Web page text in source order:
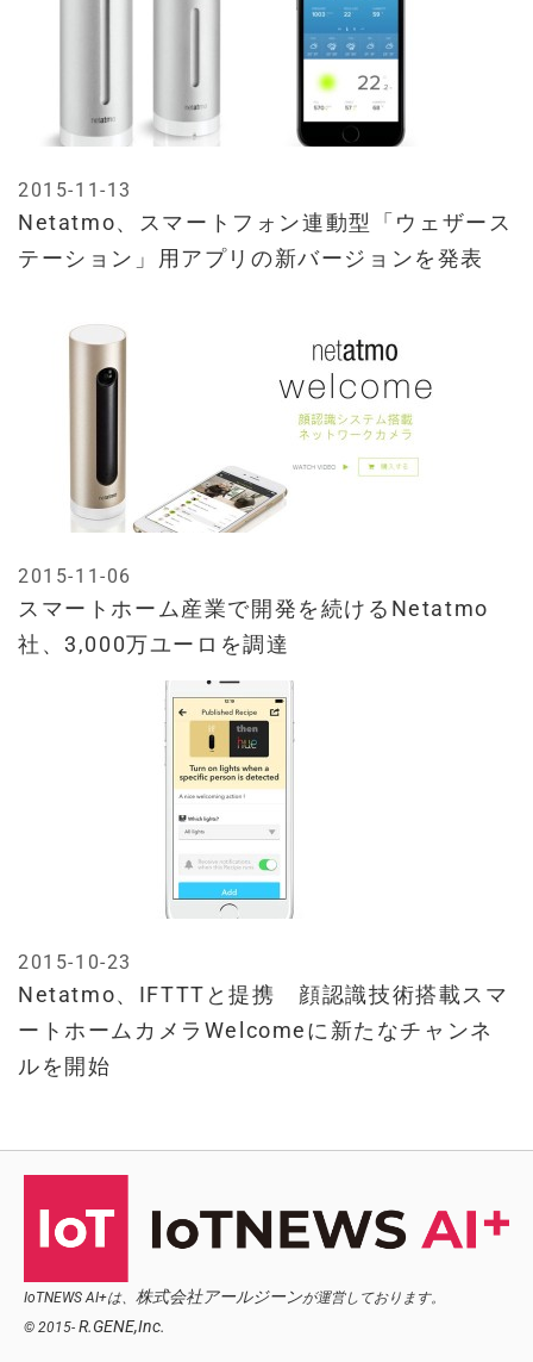
Netatmo、スマートフォン連動型「ウェザース
テーション」用アプリの新バージョンを発表
2015-11-13
スマートホーム産業で開発を続けるNetatmo
社、3,000万ユーロを調達
2015-11-06
Netatmo、IFTTTと提携 顔認識技術搭載スマ
ートホームカメラWelcomeに新たなチャンネ
ルを開始
2015-10-23
IoTNEWS AI+は、 株式会社アールジーンが運営しております。
© 2015- R.GENE,Inc.